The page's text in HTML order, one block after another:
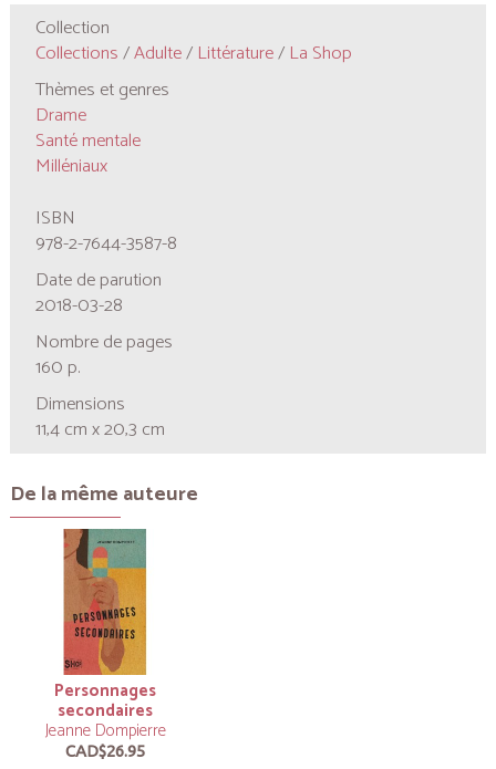
Collection
Collections/Adulte/ Littérature/ La Shop
Thèmes et genres
Drame
Santé mentale
Milléniaux
ISBN
978-2-7644-3587-8
Date de parution
2018-03-28
Nombre de pages
160 p.
Dimensions
11,4 cm x 20,3 cm
De la même auteure
Personnages
secondaires
Jeanne Dompierre
CAD$26.95